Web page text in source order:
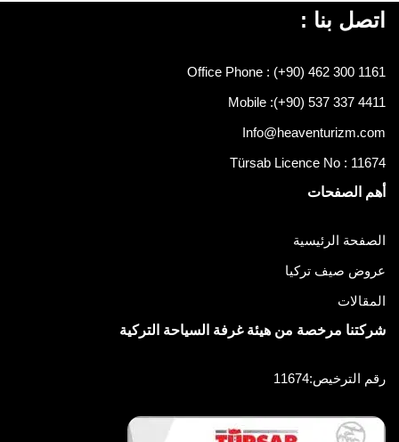
اتصل بنا :
Office Phone : (+90) 462 300 1161
Mobile :(+90) 537 337 4411
Info@heaventurizm.com
Türsab Licence No : 11674
أهم الصفحات
الصفحة الرئيسية
عروض صيف تركيا
المقالات
شركتنا مرخصة من هيئة غرفة السياحة التركية
رقم الترخيص:11674